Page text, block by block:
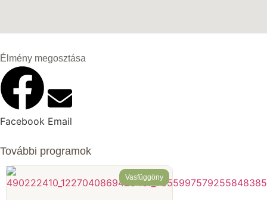
Élmény megosztása
Facebook Email
További programok
Vasfüggöny